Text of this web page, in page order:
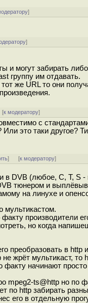
]
]
и могут забирать
группу им отдавать.
же URL то они
к модератору]
с
это таки другое?
] [к модератору]
в DVB (любое, C, T, S -
тюнером и
на линухе и
мультикастом.
производители
но когда
преобразовать в http
жрёт мультикаст, то
начинают
mpeg2-ts@http но по
по http забирать
его в отдельную